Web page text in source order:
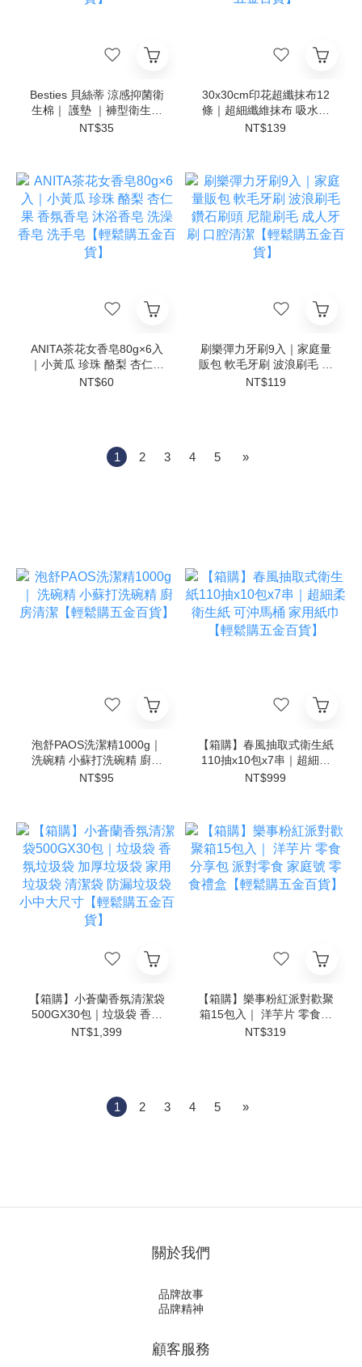
Besties 貝絲蒂 涼感抑菌衛
生棉｜ 護墊 ｜褲型衛生棉
｜ 日用 夜用 加長 超薄 抑
NT$35
30x30cm印花超纖抹布12
條｜超細纖維抹布 吸水抹
布 洗碗布廚房抹布 擦玻璃
NT$139
ANITA茶花女香皂80g×6入
｜小黃瓜 珍珠 酪梨 杏仁果
香氛香皂 沐浴香皂 洗澡香
NT$60
刷樂彈力牙刷9入｜家庭量
販包 軟毛牙刷 波浪刷毛 鑽
石刷頭 尼龍刷毛 成人牙刷
NT$119
1 2 3 4 5 »
泡舒PAOS洗潔精1000g｜
洗碗精 小蘇打洗碗精 廚房
清潔【輕鬆購五金百貨】
NT$95
【箱購】春風抽取式衛生紙
110抽x10包x7串｜超細柔
衛生紙 可沖馬桶 家用紙巾
NT$999
【箱購】小蒼蘭香氛清潔袋
500GX30包｜垃圾袋 香氛
垃圾袋 加厚垃圾袋 家用垃
NT$1,399
【箱購】樂事粉紅派對歡聚
箱15包入｜ 洋芋片 零食分
享包 派對零食 家庭號 零食
NT$319
1 2 3 4 5 »
關於我們
品牌故事
品牌精神
顧客服務